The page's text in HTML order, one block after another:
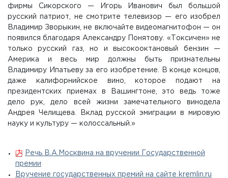
фирмы Сикорского — Игорь Иванович был большой
русский патриот, не смотрите телевизор — его изобрел
Владимир Зворыкин, не включайте видеомагнитофон — он
появился благодаря Александру Понятову. «Токсичен» не
только русский газ, но и высокооктановый бензин —
Америка и весь мир должны быть признательны
Владимиру Ипатьеву за его изобретение. В конце концов,
даже калифорнийское вино, которое подают на
президентских приемах в Вашингтоне, это ведь тоже
дело рук, дело всей жизни замечательного винодела
Андрея Челищева. Вклад русской эмиграции в мировую
науку и культуру — колоссальный.»
Речь В.А.Москвина на вручении Государственной
премии
Вручение государственных премий на сайте kremlin.ru